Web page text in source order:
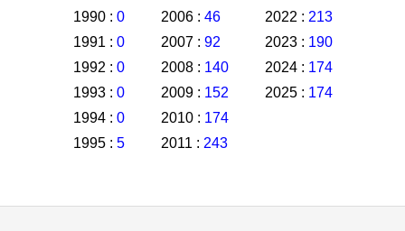
1990 : 0
1991 : 0
1992 : 0
1993 : 0
1994 : 0
1995 : 5
2006 : 46
2007 : 92
2008 : 140
2009 : 152
2010 : 174
2011 : 243
2022 : 213
2023 : 190
2024 : 174
2025 : 174